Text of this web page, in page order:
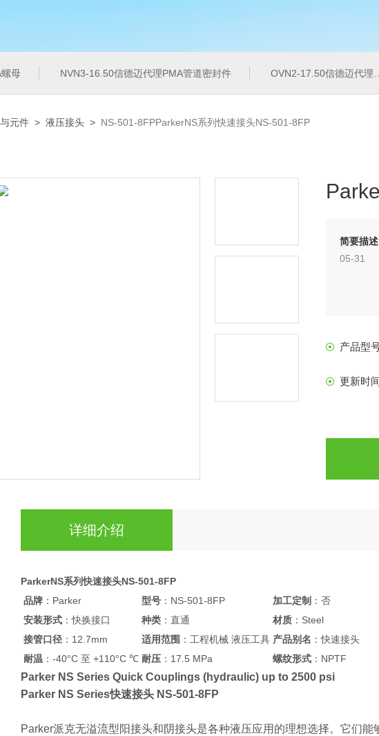
母 NVN3-16.50信德迈代理PMA管道密封件 OVN2-17.50信德迈代理PMA导管夹
元件 > 液压接头 > NS-501-8FPParkerNS系列快速接头NS-501-8FP
简要描述
05-31
产品型
更新时
详细介绍
ParkerNS系列快速接头NS-501-8FP
品牌 ：Parker 型号 ：NS-501-8FP 加工定制 ：否
安装形式 ：快换接口 种类 ：直通 材质 ：Steel
接管口径 ：12.7mm 适用范围 ：工程机械 液压工具 产品别名 ：快速接头
耐温 ：-40°C 至 +110°C ℃ 耐压 ：17.5 MPa 螺纹形式 ：NPTF
Parker NS Series Quick Couplings (hydraulic) up to 2500 psi
Parker NS Series快速接头 NS-501-8FP
Parker派克无溢流型阳接头和阴接头是各种液压应用的理想选择。它们